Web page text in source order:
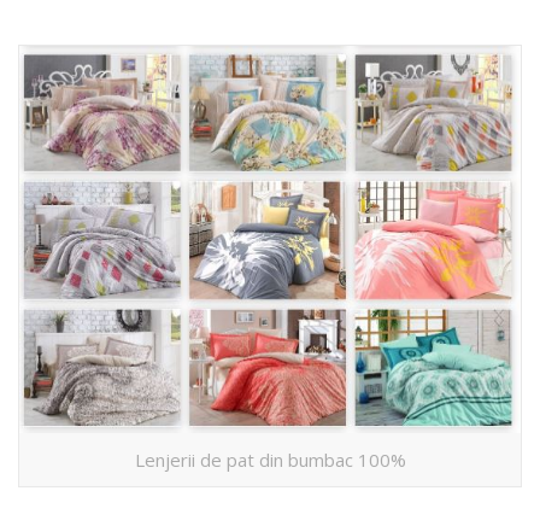
Lenjerii de pat din bumbac 100%